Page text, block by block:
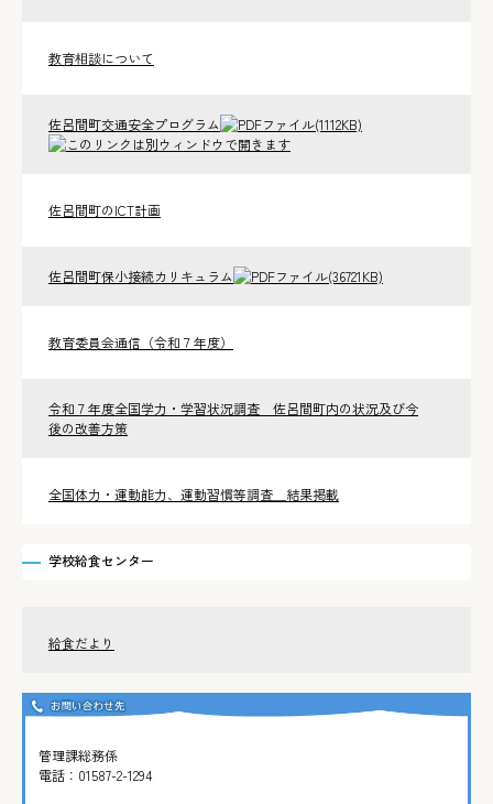
教育相談について
佐呂間町交通安全プログラム (1112KB)
佐呂間町の­ICT計画
佐呂間町保小接続カリキュラム (36721KB)
教育委員会通信（令和７年度）
令和７年度全国学力・学習状況調査 佐呂間町内の状況及び今
後の改善方策
全国体力・運動能力、運動習慣等調査＿結果掲載
学校給食センター
給食だより
管理課総務係
電話： 01587-2-1294